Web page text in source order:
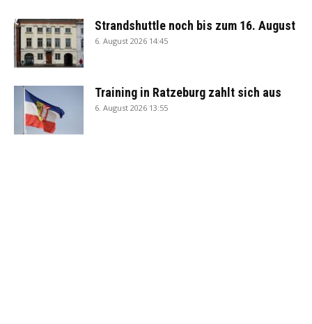
Strandshuttle noch bis zum 16. August
6. August 2026 14:45
Training in Ratzeburg zahlt sich aus
6. August 2026 13:55